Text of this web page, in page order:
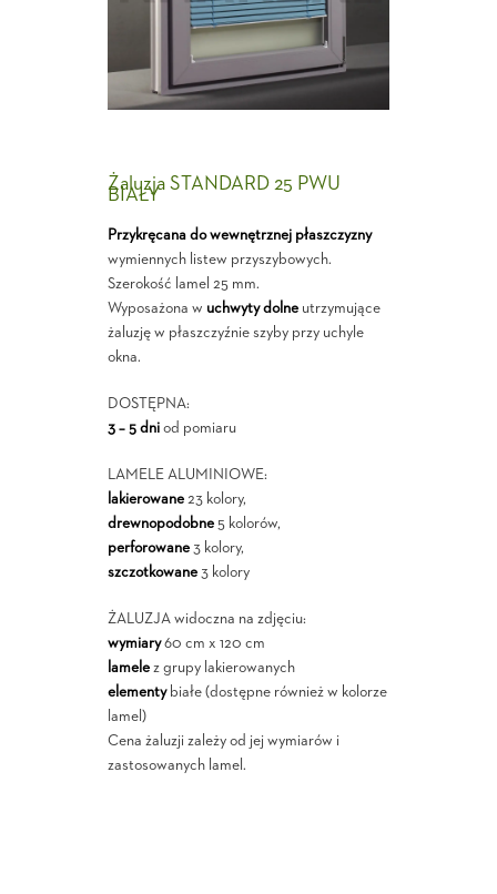
Żaluzja STANDARD 25 PWU
BIAŁY
Przykręcana do wewnętrznej płaszczyzny
wymiennych listew przyszybowych.
Szerokość lamel 25 mm.
Wyposażona w uchwyty dolneutrzymujące
żaluzję w płaszczyźnie szyby przy uchyle
okna.
DOSTĘPNA:
3 – 5 dniod pomiaru
LAMELE ALUMINIOWE:
lakierowane23 kolory,
drewnopodobne5 kolorów,
perforowane3 kolory,
szczotkowane3 kolory
ŻALUZJA widoczna na zdjęciu:
wymiary60 cm x 120 cm
lamelez grupy lakierowanych
elementybiałe (dostępne również w kolorze
lamel)
Cena żaluzji zależy od jej wymiarów i
zastosowanych lamel.